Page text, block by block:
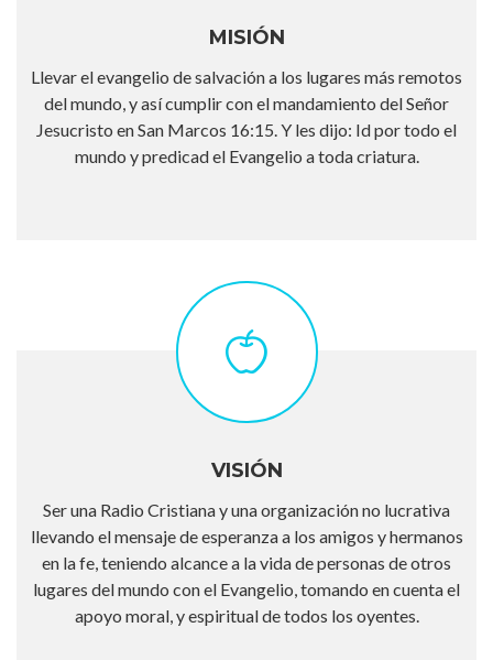
MISIÓN
Llevar el evangelio de salvación a los lugares más remotos
del mundo, y así cumplir con el mandamiento del Señor
Jesucristo en San Marcos 16:15. Y les dijo: Id por todo el
mundo y predicad el Evangelio a toda criatura.
VISIÓN
Ser una Radio Cristiana y una organización no lucrativa
llevando el mensaje de esperanza a los amigos y hermanos
en la fe, teniendo alcance a la vida de personas de otros
lugares del mundo con el Evangelio, tomando en cuenta el
apoyo moral, y espiritual de todos los oyentes.